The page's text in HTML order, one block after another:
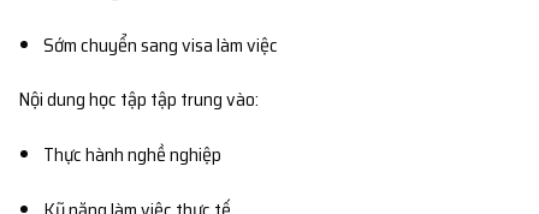
Sớm chuyển sang visa làm việc
Nội dung học tập tập trung vào:
Thực hành nghề nghiệp